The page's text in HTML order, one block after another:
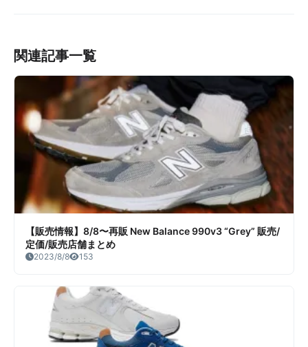
店舗まとめ
関連記事一覧
【販売情報】8/8〜再販 New Balance 990v3 “Grey” 販売/
定価/販売店舗まとめ
2023/8/8 153